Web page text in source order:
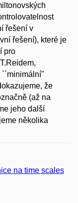
řešení v
řešení), které je
pro
``minimální''
že
(až na
jeho další
několika
na time scales